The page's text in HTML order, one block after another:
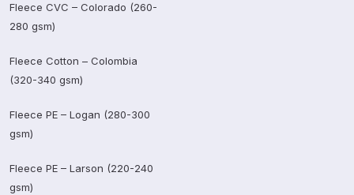
Fleece CVC – Colorado (260-
280 gsm)
Fleece Cotton – Colombia
(320-340 gsm)
Fleece PE – Logan (280-300
gsm)
Fleece PE – Larson (220-240
gsm)